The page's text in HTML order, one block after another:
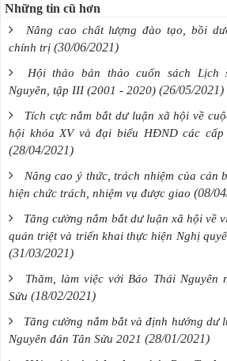
Những tin cũ hơn
Nâng cao chất lượng đào tạo, bồi
chính trị (30/06/2021)
Hội thảo bản thảo cuốn sách
Nguyên, tập III (2001 - 2020) (26/05/2021)
Tích cực nắm bắt dư luận xã hội về
hội khóa XV và đại biểu HĐND các
(28/04/2021)
Nâng cao ý thức, trách nhiệm của cán
hiện chức trách, nhiệm vụ được giao (08/
Tăng cường nắm bắt dư luận xã hội về
quán triệt và triển khai thực hiện Nghị
(31/03/2021)
Thăm, làm việc với Báo Thái Nguyên
Sửu (18/02/2021)
Tăng cường nắm bắt và định hướng dư
Nguyên đán Tân Sửu 2021 (28/01/2021)